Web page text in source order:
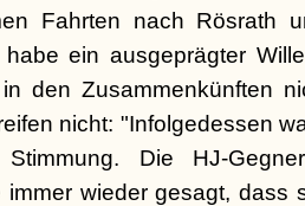
Fahrten nach Rösrath
ein ausgeprägter
den Zusammenkünften
nicht: "Infolgedessen
Stimmung. Die HJ-
wieder gesagt, dass